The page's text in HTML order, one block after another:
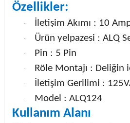
Özellikler:
· İletişim Akımı : 10
· Ürün yelpazesi : ALQ
· Pin : 5 Pin
· Röle Montajı : Deliğin
· İletişim Gerilimi :
· Model : ALQ124
Kullanım Alanı